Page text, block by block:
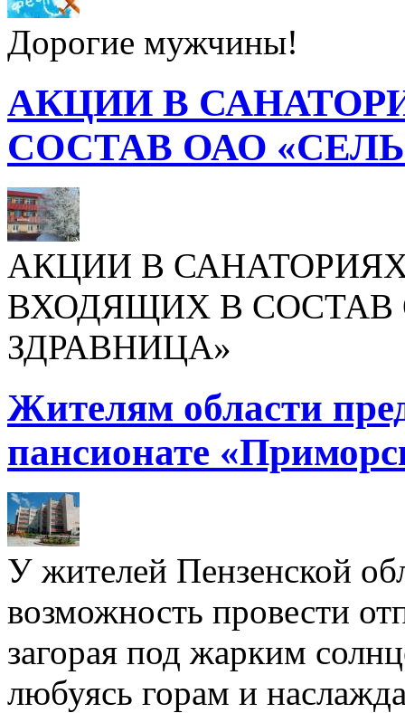
Дорогие мужчины!
АКЦИИ В
СОСТАВ ОАО
АКЦИИ В
ВХОДЯЩИХ В СОСТАВ
ЗДРАВНИЦА»
Жителям области
пансионате
У жителей Пензенской
возможность провести
загорая под жарким
любуясь горам и